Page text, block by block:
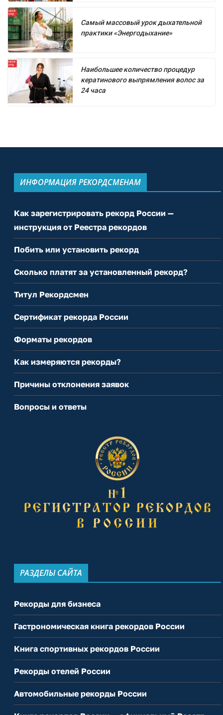
Самый массовый урок дыхательной
практики «Энергодыхание»
Наибольшее количество процедур
кератинового выпрямления волос за
24 часа
ИНФОРМАЦИЯ РЕКОРДСМЕНАМ
Как зарегистрировать рекорд России —
инструкция от Реестра рекордов
Побить или установить рекорд
Сколько платят за установленный рекорд?
Титул Рекордсмен
Сертификат рекорда России
Форматы рекордов
Как измеряются рекорды?
Причины отклонения заявок
Вопросы и ответы
РАЗДЕЛЫ САЙТА
Рекорды для бизнеса
Гастрономическая книга рекордов России
Книга спортивных рекордов России
Рекорды отелей России
Автомобильные рекорды России